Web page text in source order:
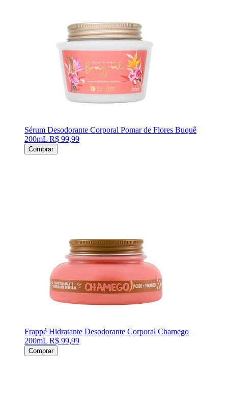
Sérum Desodorante Corporal Pomar de Flores Buquê
200mL R$ 99,99
Comprar
Frappé Hidratante Desodorante Corporal Chamego
200mL R$ 99,99
Comprar